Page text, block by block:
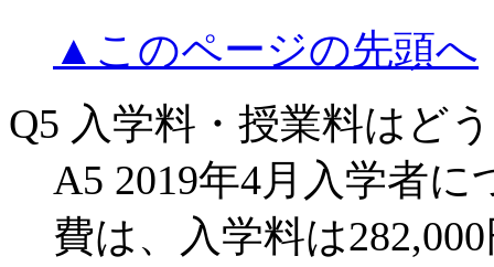
▲このページの先頭へ
Q5 入学料・授業料はど
A5 2019年4月入学者
費は、入学料は